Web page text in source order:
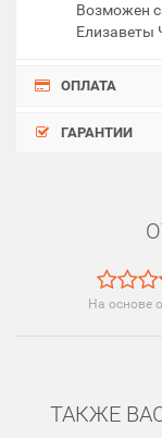
Возможен
Елизаветы
ОПЛАТА
ГАРАНТИИ
На основе
ТАКЖЕ